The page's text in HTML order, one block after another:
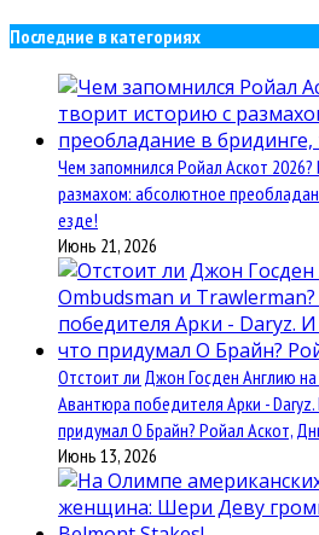
Последние в категориях
Чем запомнился Ройал Аскот
размахом: абсолютное
езде!
Июнь 21, 2026
Отстоит ли Джон Госден Англию
Авантюра победителя Арки -
придумал О Брайн? Ройал Аскот,
Июнь 13, 2026